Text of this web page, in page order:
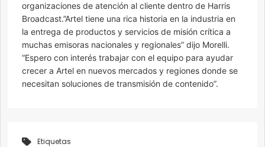
organizaciones de atención al cliente dentro de Harris
Broadcast.”Artel tiene una rica historia en la industria en
la entrega de productos y servicios de misión crítica a
muchas emisoras nacionales y regionales” dijo Morelli.
“Espero con interés trabajar con el equipo para ayudar
crecer a Artel en nuevos mercados y regiones donde se
necesitan soluciones de transmisión de contenido”.
Etiquetas